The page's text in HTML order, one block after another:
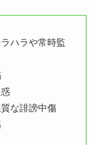
ハラや常時監
な誹謗中傷